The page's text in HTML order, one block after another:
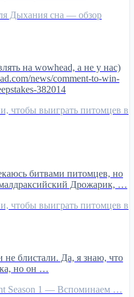
Дыхания сна — обзор
на wowhead, а не у нас)
news/comment-to-win-
382014
чтобы выиграть питомцев в
битвами питомцев, но
Дрожарик, …
чтобы выиграть питомцев в
не блистали. Да, я знаю, что
но он …
Season 1 — Вспоминаем …